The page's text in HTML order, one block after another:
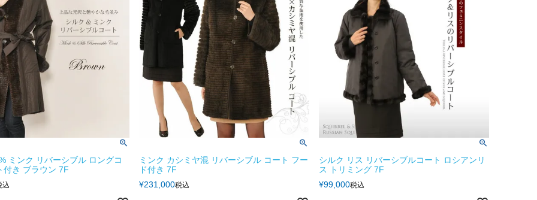
ミンク リバーシブル ロングコ
付き ブラウン 7F
込
ミンク カシミヤ混 リバーシブル コート フー
ド付き 7F
¥231,000税込
シルク リス リバーシブルコート ロシアンリ
ス トリミング 7F
¥99,000税込